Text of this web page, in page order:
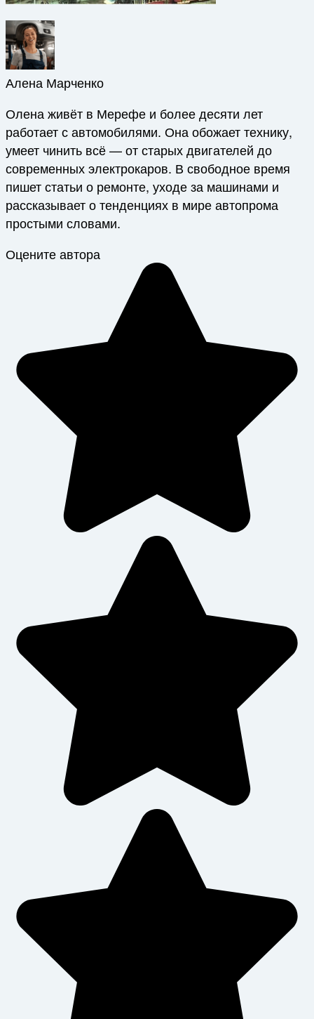
Алена Марченко
Олена живёт в Мерефе и более десяти лет
работает с автомобилями. Она обожает технику,
умеет чинить всё — от старых двигателей до
современных электрокаров. В свободное время
пишет статьи о ремонте, уходе за машинами и
рассказывает о тенденциях в мире автопрома
простыми словами.
Оцените автора